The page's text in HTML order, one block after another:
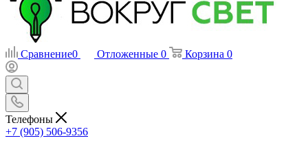
Сравнение0 Отложенные 0 Корзина 0
Телефоны
+7 (905) 506-9356